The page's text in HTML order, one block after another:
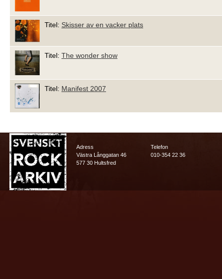
Titel: Skisser av en vacker plats
Titel: The wonder show
Titel: Manifest 2007
Adress
Västra Långgatan 46
577 30 Hultsfred
Telefon
010-354 22 36